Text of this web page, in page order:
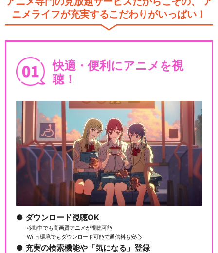
ニメライフが充実するこだわりがいっぱい！
快適・便利にアニメを視
聴！
ダウンロード視聴OK
移動中でも高画質アニメが視聴可能
Wi-Fi環境でもダウンロード可能で通信料も安心
充実の検索機能や「気になる」登録